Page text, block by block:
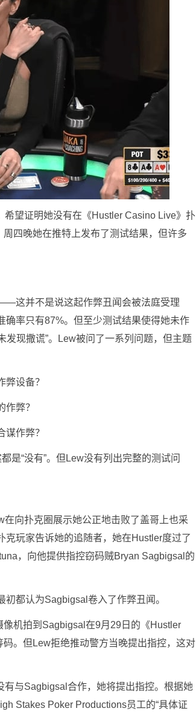
望证明她没有在《Hustler Casino Live》扑
四晚她在推特上发布了测试结果，但许多
这并不是说这起作弊丑闻会被法庭受理
率只有87%。但至少测试结果使得她未作
现撒谎”。Lew被问了一系列问题，但主题
设备？
弊？
作弊？
是“没有”。但Lew没有列出完整的测试问
向扑克圈展示她公正地击败了盖哥上也采
玩家告诉她的追随者，她在Hustler度过了
，向他提供指控窃码贼Bryan Sagbigsal的
都认为Sagbigsal卷入了作弊丑闻。
机拍到Sagbigsal在9月29日的《Hustler
。但Lew拒绝推动警方当晚提出指控，这对
与Sagbigsal合作，她将提出指控。根据她
Stakes Poker Productions员工的“具体证